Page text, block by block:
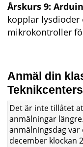
Årskurs 9:
kopplar lysdioder
mikrokontroller
Anmäl din
Det är inte tillåtet
anmälningar
anmälningsdag var
december klockan